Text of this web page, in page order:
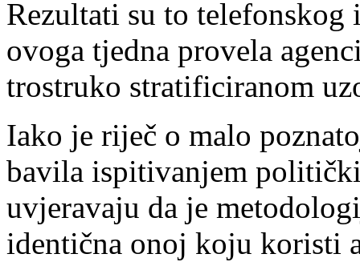
Rezultati su to
ovoga tjedna provela
trostruko stratificiranom
Iako je riječ o malo
bavila ispitivanjem
uvjeravaju da je
identična onoj koju koristi